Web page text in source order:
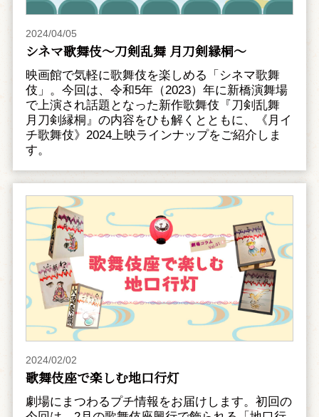
2024/04/05
シネマ歌舞伎～刀剣乱舞 月刀剣縁桐～
映画館で気軽に歌舞伎を楽しめる「シネマ歌舞
伎」。今回は、令和5年（2023）年に新橋演舞場
で上演され話題となった新作歌舞伎『刀剣乱舞
月刀剣縁桐』の内容をひも解くとともに、《月イ
チ歌舞伎》2024上映ラインナップをご紹介しま
す。
2024/02/02
歌舞伎座で楽しむ地口行灯
劇場にまつわるプチ情報をお届けします。初回の